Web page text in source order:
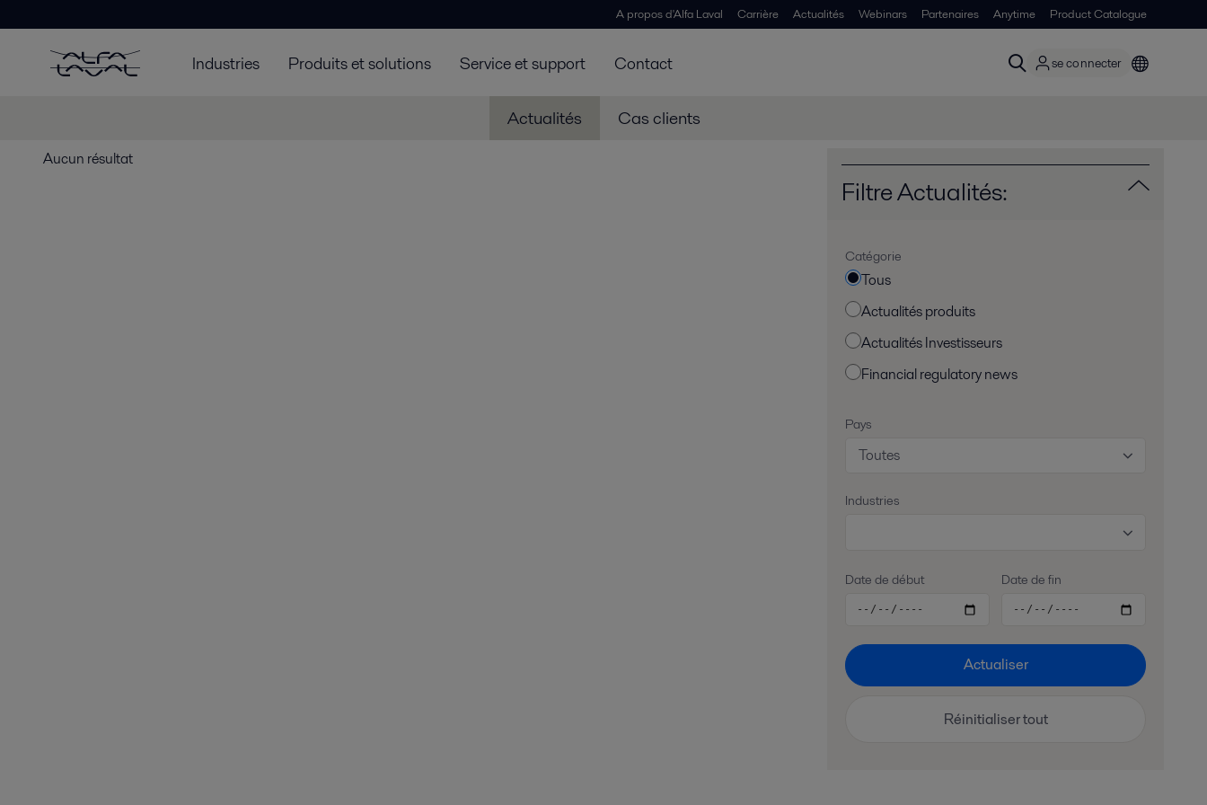
A propos d'Alfa Laval Carrière Actualités Webinars Partenaires Anytime Product Catalogue
Industries Produits et solutions Service et support Contact se connecter
Actualités Cas clients
Aucun résultat
Filtre Actualités:
Catégorie
Tous
Actualités produits
Actualités Investisseurs
Financial regulatory news
Pays
Toutes
Industries
Date de début Date de fin
Actualiser
Réinitialiser tout